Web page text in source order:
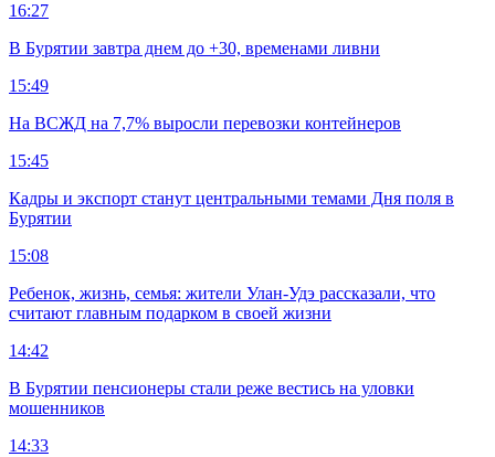
16:27
В Бурятии завтра днем до +30, временами ливни
15:49
На ВСЖД на 7,7% выросли перевозки контейнеров
15:45
Кадры и экспорт станут центральными темами Дня поля в
Бурятии
15:08
Ребенок, жизнь, семья: жители Улан-Удэ рассказали, что
считают главным подарком в своей жизни
14:42
В Бурятии пенсионеры стали реже вестись на уловки
мошенников
14:33